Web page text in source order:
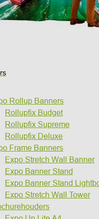
Rollup Banners
Rollupfix Budget
Rollupfix Supreme
Rollupfix Deluxe
Frame Banners
Expo Stretch Wall Banner
Expo Banner Stand
Expo Banner Stand
Expo Stretch Wall Tower